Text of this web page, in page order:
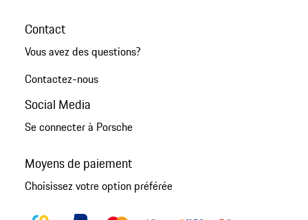
Contact
Vous avez des questions?
Contactez-nous
Social Media
Se connecter à Porsche
Moyens de paiement
Choisissez votre option préférée